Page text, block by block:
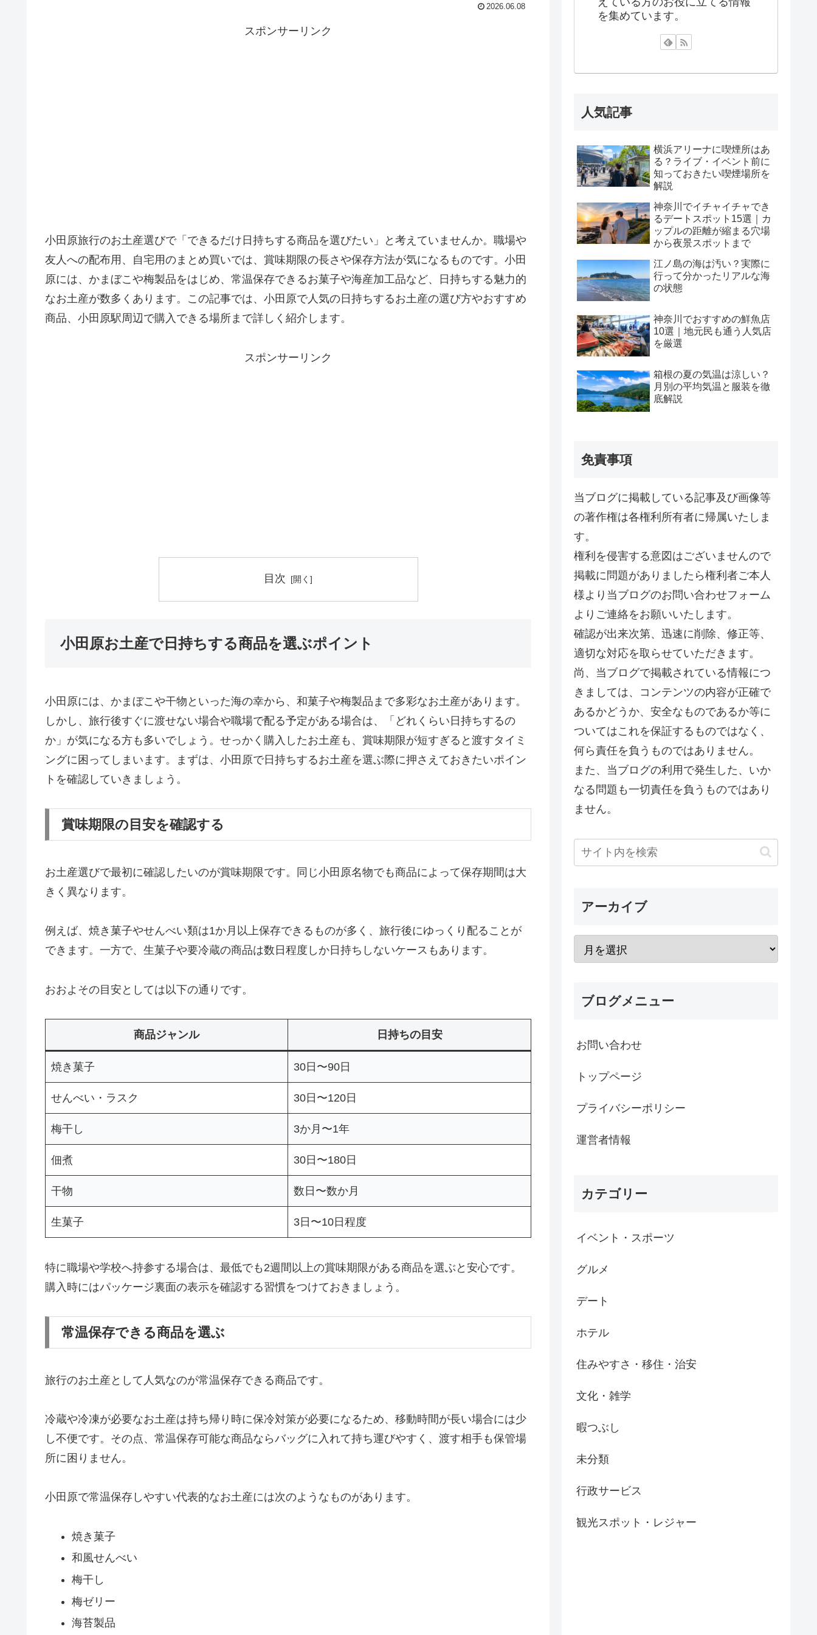
2026.06.08
スポンサーリンク
小田原旅行のお土産選びで「できるだけ日持ちする商品を選びたい」と考えていませんか。職場や
友人への配布用、自宅用のまとめ買いでは、賞味期限の長さや保存方法が気になるものです。小田
原には、かまぼこや梅製品をはじめ、常温保存できるお菓子や海産加工品など、日持ちする魅力的
なお土産が数多くあります。この記事では、小田原で人気の日持ちするお土産の選び方やおすすめ
商品、小田原駅周辺で購入できる場所まで詳しく紹介します。
スポンサーリンク
目次
小田原お土産で日持ちする商品を選ぶポイント
小田原には、かまぼこや干物といった海の幸から、和菓子や梅製品まで多彩なお土産があります。
しかし、旅行後すぐに渡せない場合や職場で配る予定がある場合は、「どれくらい日持ちするの
か」が気になる方も多いでしょう。せっかく購入したお土産も、賞味期限が短すぎると渡すタイミ
ングに困ってしまいます。まずは、小田原で日持ちするお土産を選ぶ際に押さえておきたいポイン
トを確認していきましょう。
賞味期限の目安を確認する
お土産選びで最初に確認したいのが賞味期限です。同じ小田原名物でも商品によって保存期間は大
きく異なります。
例えば、焼き菓子やせんべい類は1か月以上保存できるものが多く、旅行後にゆっくり配ることが
できます。一方で、生菓子や要冷蔵の商品は数日程度しか日持ちしないケースもあります。
おおよその目安としては以下の通りです。
商品ジャンル 日持ちの目安
焼き菓子 30日〜90日
せんべい・ラスク 30日〜120日
梅干し 3か月〜1年
佃煮 30日〜180日
干物 数日〜数か月
生菓子 3日〜10日程度
特に職場や学校へ持参する場合は、最低でも2週間以上の賞味期限がある商品を選ぶと安心です。
購入時にはパッケージ裏面の表示を確認する習慣をつけておきましょう。
常温保存できる商品を選ぶ
旅行のお土産として人気なのが常温保存できる商品です。
冷蔵や冷凍が必要なお土産は持ち帰り時に保冷対策が必要になるため、移動時間が長い場合には少
し不便です。その点、常温保存可能な商品ならバッグに入れて持ち運びやすく、渡す相手も保管場
所に困りません。
小田原で常温保存しやすい代表的なお土産には次のようなものがあります。
焼き菓子
和風せんべい
梅干し
梅ゼリー
海苔製品
を集めています。
人気記事
横浜アリーナに喫煙所はあ
る？ライブ・イベント前に
知っておきたい喫煙場所を
解説
神奈川でイチャイチャでき
るデートスポット15選｜カ
ップルの距離が縮まる穴場
から夜景スポットまで
江ノ島の海は汚い？実際に
行って分かったリアルな海
の状態
神奈川でおすすめの鮮魚店
10選｜地元民も通う人気店
を厳選
箱根の夏の気温は涼しい？
月別の平均気温と服装を徹
底解説
免責事項
当ブログに掲載している記事及び画像等
の著作権は各権利所有者に帰属いたしま
す。
権利を侵害する意図はございませんので
掲載に問題がありましたら権利者ご本人
様より当ブログのお問い合わせフォーム
よりご連絡をお願いいたします。
確認が出来次第、迅速に削除、修正等、
適切な対応を取らせていただきます。
尚、当ブログで掲載されている情報につ
きましては、コンテンツの内容が正確で
あるかどうか、安全なものであるか等に
ついてはこれを保証するものではなく、
何ら責任を負うものではありません。
また、当ブログの利用で発生した、いか
なる問題も一切責任を負うものではあり
ません。
アーカイブ
ブログメニュー
お問い合わせ
トップページ
プライバシーポリシー
運営者情報
カテゴリー
イベント・スポーツ
グルメ
デート
ホテル
住みやすさ・移住・治安
文化・雑学
暇つぶし
未分類
行政サービス
観光スポット・レジャー